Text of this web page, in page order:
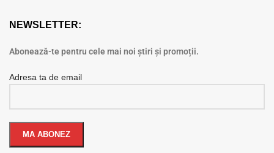
NEWSLETTER:
Abonează-te pentru cele mai noi știri și promoții.
Adresa ta de email